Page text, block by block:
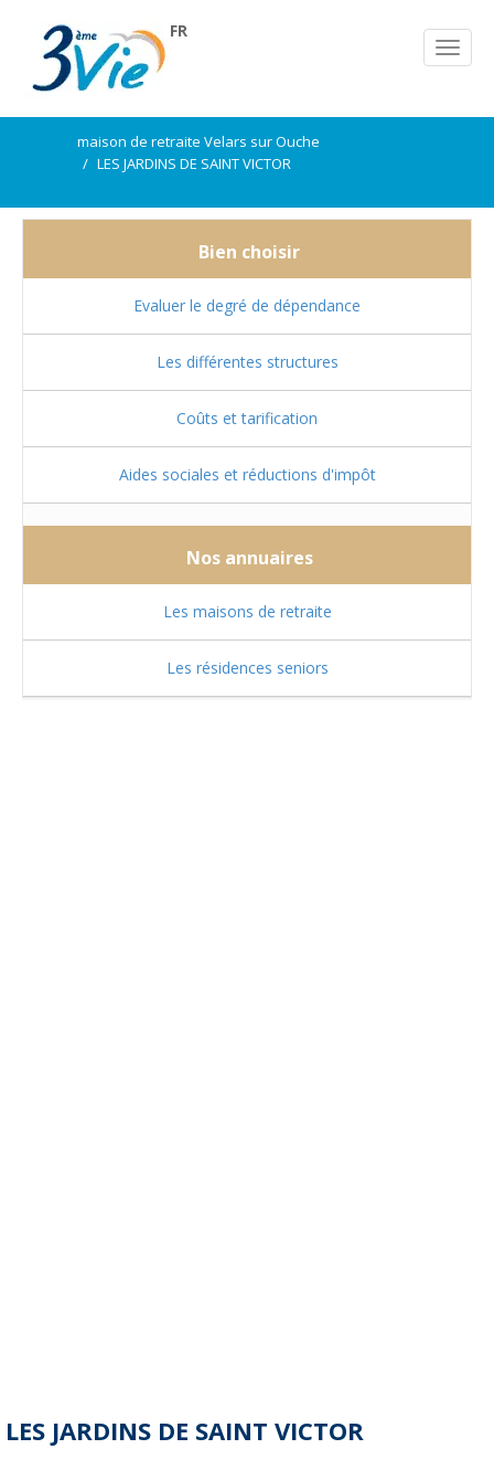
FR
maison de retraite Velars sur Ouche
LES JARDINS DE SAINT VICTOR
Bien choisir
Evaluer le degré de dépendance
Les différentes structures
Coûts et tarification
Aides sociales et réductions d'impôt
Nos annuaires
Les maisons de retraite
Les résidences seniors
LES JARDINS DE SAINT VICTOR